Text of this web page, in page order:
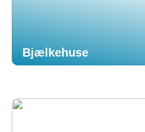
Bjælkehuse